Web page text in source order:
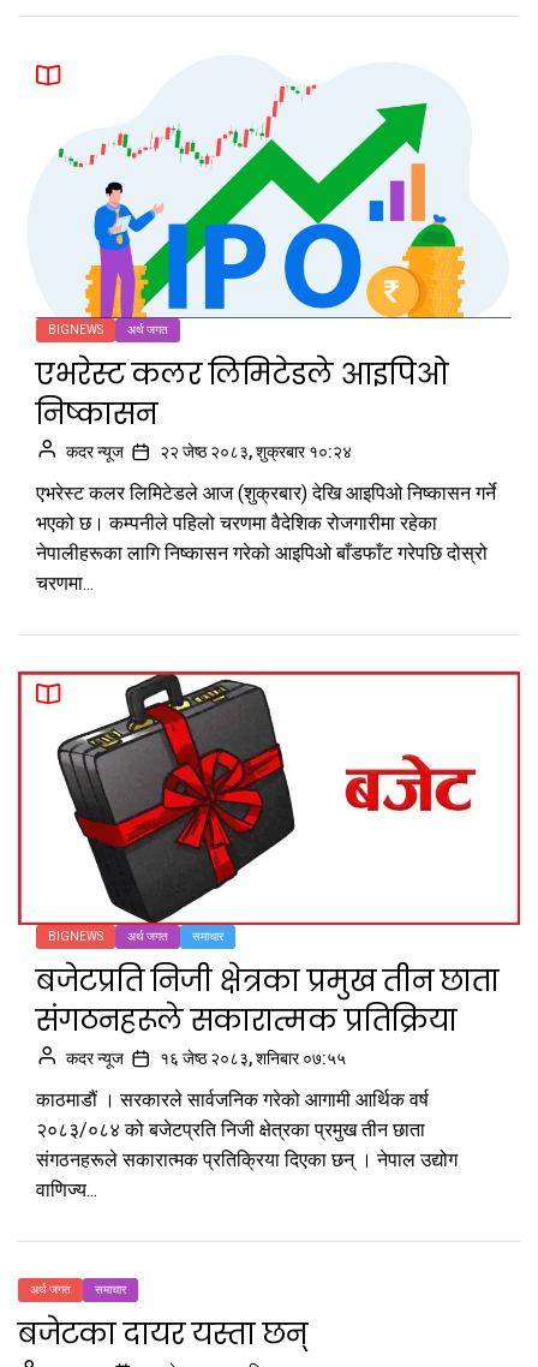
BIGNEWS अर्थ जगत
एभरेस्ट कलर लिमिटेडले आइपिओ
निष्कासन
कदर न्यूज २२ जेष्ठ २०८३, शुक्रबार १०:२४
एभरेस्ट कलर लिमिटेडले आज (शुक्रबार) देखि आइपिओ निष्कासन गर्ने
भएको छ। कम्पनीले पहिलो चरणमा वैदेशिक रोजगारीमा रहेका
नेपालीहरूका लागि निष्कासन गरेको आइपिओ बाँडफाँट गरेपछि दोस्रो
चरणमा...
BIGNEWS अर्थ जगत समाचार
बजेटप्रति निजी क्षेत्रका प्रमुख तीन छाता
संगठनहरूले सकारात्मक प्रतिक्रिया
कदर न्यूज १६ जेष्ठ २०८३, शनिबार ०७:५५
काठमाडौं । सरकारले सार्वजनिक गरेको आगामी आर्थिक वर्ष
२०८३/०८४ को बजेटप्रति निजी क्षेत्रका प्रमुख तीन छाता
संगठनहरूले सकारात्मक प्रतिक्रिया दिएका छन् । नेपाल उद्योग
वाणिज्य...
अर्थ जगत समाचार
बजेटका दायर यस्ता छन्